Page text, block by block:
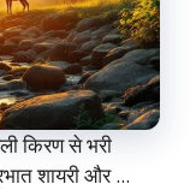
किरण से भरी
शायरी और ...